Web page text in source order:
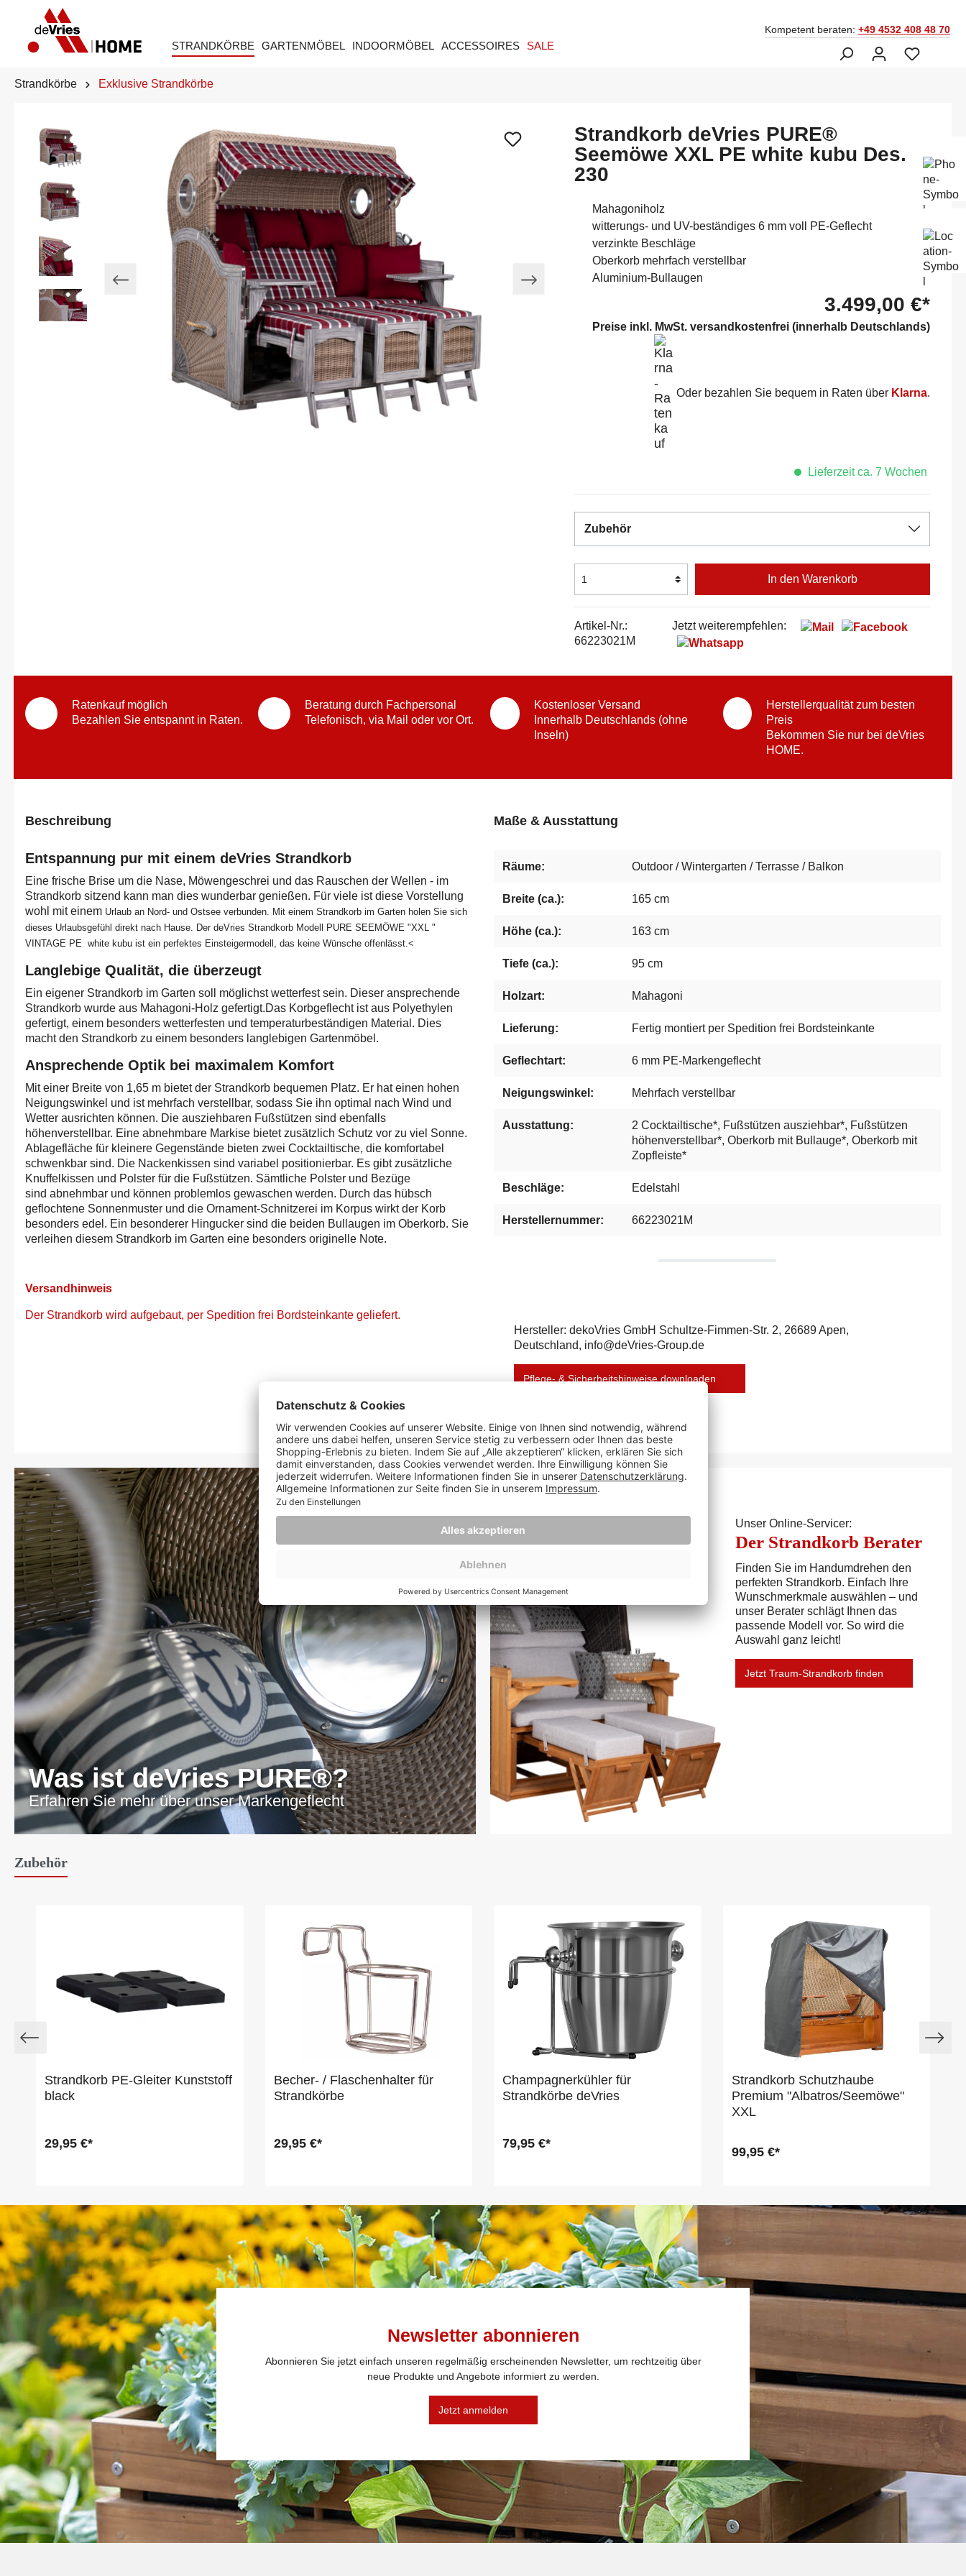
STRANDKÖRBE GARTENMÖBEL INDOORMÖBEL ACCESSOIRES SALE
Kompetent beraten: +49 4532 408 48 70
Strandkörbe Exklusive Strandkörbe
Strandkorb deVries PURE®
Seemöwe XXL PE white kubu Des.
230
Mahagoniholz
witterungs- und UV-beständiges 6 mm voll PE-Geflecht
verzinkte Beschläge
Oberkorb mehrfach verstellbar
Aluminium-Bullaugen
3.499,00 €*
Preise inkl. MwSt. versandkostenfrei (innerhalb Deutschlands)
Oder bezahlen Sie bequem in Raten über Klarna.
Lieferzeit ca. 7 Wochen
Zubehör
In den Warenkorb
Artikel-Nr.:
66223021M
Jetzt weiterempfehlen:
Ratenkauf möglich
Bezahlen Sie entspannt in Raten.
Beratung durch Fachpersonal
Telefonisch, via Mail oder vor Ort.
Kostenloser Versand
Innerhalb Deutschlands (ohne
Inseln)
Herstellerqualität zum besten
Preis
Bekommen Sie nur bei deVries
HOME.
Beschreibung
Entspannung pur mit einem deVries Strandkorb
Eine frische Brise um die Nase, Möwengeschrei und das Rauschen der Wellen - im
Strandkorb sitzend kann man dies wunderbar genießen. Für viele ist diese Vorstellung
wohl mit einem Urlaub an Nord- und Ostsee verbunden. Mit einem Strandkorb im Garten holen Sie sich
dieses Urlaubsgefühl direkt nach Hause. Der deVries Strandkorb Modell PURE SEEMÖWE "XXL "
VINTAGE PE white kubu ist ein perfektes Einsteigermodell, das keine Wünsche offenlässt.<
Langlebige Qualität, die überzeugt
Ein eigener Strandkorb im Garten soll möglichst wetterfest sein. Dieser ansprechende
Strandkorb wurde aus Mahagoni-Holz gefertigt.Das Korbgeflecht ist aus Polyethylen
gefertigt, einem besonders wetterfesten und temperaturbeständigen Material. Dies
macht den Strandkorb zu einem besonders langlebigen Gartenmöbel.
Ansprechende Optik bei maximalem Komfort
Mit einer Breite von 1,65 m bietet der Strandkorb bequemen Platz. Er hat einen hohen
Neigungswinkel und ist mehrfach verstellbar, sodass Sie ihn optimal nach Wind und
Wetter ausrichten können. Die ausziehbaren Fußstützen sind ebenfalls
höhenverstellbar. Eine abnehmbare Markise bietet zusätzlich Schutz vor zu viel Sonne.
Ablagefläche für kleinere Gegenstände bieten zwei Cocktailtische, die komfortabel
schwenkbar sind. Die Nackenkissen sind variabel positionierbar. Es gibt zusätzliche
Knuffelkissen und Polster für die Fußstützen. Sämtliche Polster und Bezüge
sind abnehmbar und können problemlos gewaschen werden. Durch das hübsch
geflochtene Sonnenmuster und die Ornament-Schnitzerei im Korpus wirkt der Korb
besonders edel. Ein besonderer Hingucker sind die beiden Bullaugen im Oberkorb. Sie
verleihen diesem Strandkorb im Garten eine besonders originelle Note.
Versandhinweis
Der Strandkorb wird aufgebaut, per Spedition frei Bordsteinkante geliefert.
Maße & Ausstattung
Räume: Outdoor / Wintergarten / Terrasse / Balkon
Breite (ca.): 165 cm
Höhe (ca.): 163 cm
Tiefe (ca.): 95 cm
Holzart: Mahagoni
Lieferung: Fertig montiert per Spedition frei Bordsteinkante
Geflechtart: 6 mm PE-Markengeflecht
Neigungswinkel: Mehrfach verstellbar
Ausstattung: 2 Cocktailtische*, Fußstützen ausziehbar*, Fußstützen
höhenverstellbar*, Oberkorb mit Bullauge*, Oberkorb mit
Zopfleiste*
Beschläge: Edelstahl
Herstellernummer: 66223021M
Hersteller: dekoVries GmbH Schultze-Fimmen-Str. 2, 26689 Apen,
Deutschland, info@deVries-Group.de
Pflege- & Sicherheitshinweise downloaden
Was ist deVries PURE®?
Erfahren Sie mehr über unser Markengeflecht
Unser Online-Servicer:
Der Strandkorb Berater
Finden Sie im Handumdrehen den
perfekten Strandkorb. Einfach Ihre
Wunschmerkmale auswählen – und
unser Berater schlägt Ihnen das
passende Modell vor. So wird die
Auswahl ganz leicht!
Jetzt Traum-Strandkorb finden
Zubehör
Strandkorb PE-Gleiter Kunststoff
black
29,95 €*
Becher- / Flaschenhalter für
Strandkörbe
29,95 €*
Champagnerkühler für
Strandkörbe deVries
79,95 €*
Strandkorb Schutzhaube
Premium "Albatros/Seemöwe"
XXL
99,95 €*
Newsletter abonnieren
Abonnieren Sie jetzt einfach unseren regelmäßig erscheinenden Newsletter, um rechtzeitig über
neue Produkte und Angebote informiert zu werden.
Jetzt anmelden